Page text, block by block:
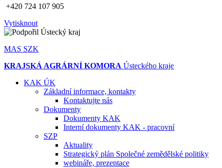
+420 724 107 905
Vytisknout
MAS SZK
KRAJSKÁ AGRÁRNÍ KOMORA Ústeckého kraje
KAK ÚK
Základní informace, kontakty
Kontaktujte nás
Dokumenty
Dokumenty KAK
Interní dokumenty KAK - pracovní
SZP
Aktuality
Strategický plán Společné zemědělské politiky
webináře, prezentace